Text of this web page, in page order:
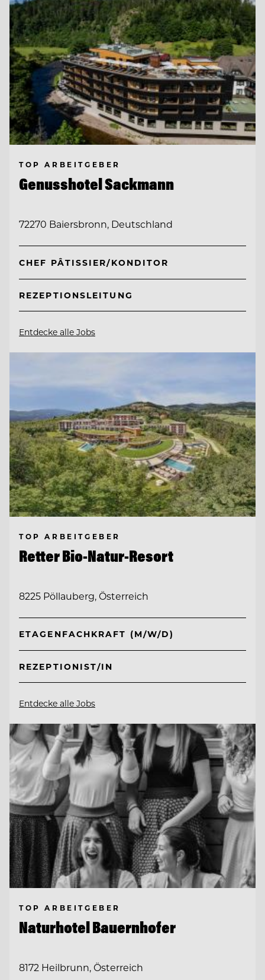
TOP ARBEITGEBER
Genusshotel Sackmann
72270 Baiersbronn, Deutschland
CHEF PÂTISSIER/KONDITOR
REZEPTIONSLEITUNG
Entdecke alle Jobs
TOP ARBEITGEBER
Retter Bio-Natur-Resort
8225 Pöllauberg, Österreich
ETAGENFACHKRAFT (M/W/D)
REZEPTIONIST/IN
Entdecke alle Jobs
TOP ARBEITGEBER
Naturhotel Bauernhofer
8172 Heilbrunn, Österreich